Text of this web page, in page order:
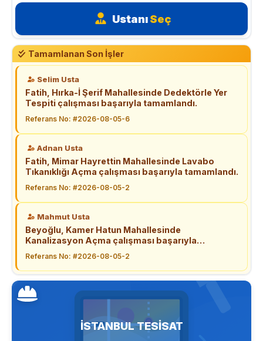
UstanıSeç
Tamamlanan Son İşler
Selim Usta
Fatih, Hırka-İ Şerif Mahallesinde Dedektörle Yer
Tespiti çalışması başarıyla tamamlandı.
Referans No: #2026-08-05-6
Adnan Usta
Fatih, Mimar Hayrettin Mahallesinde Lavabo
Tıkanıklığı Açma çalışması başarıyla tamamlandı.
Referans No: #2026-08-05-2
Mahmut Usta
Beyoğlu, Kamer Hatun Mahallesinde
Kanalizasyon Açma çalışması başarıyla
Referans No: #2026-08-05-2
İSTANBUL TESISAT